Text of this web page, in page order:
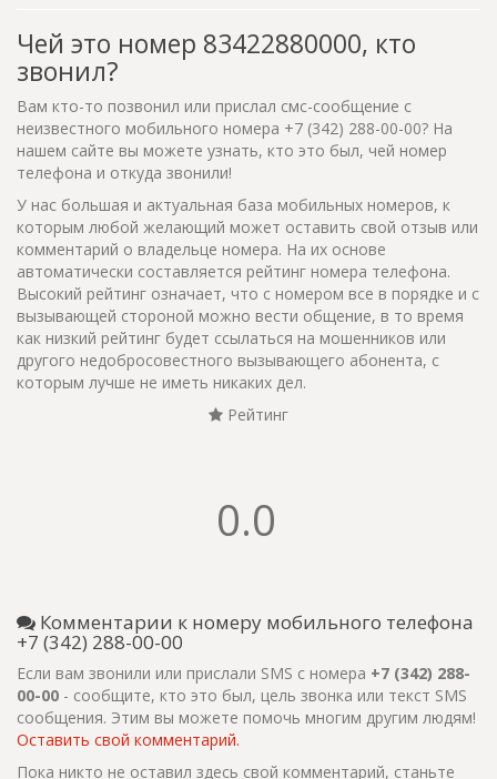
Чей это номер 83422880000, кто
звонил?
Вам кто-то позвонил или прислал смс-сообщение с
неизвестного мобильного номера +7 (342) 288-00-00? На
нашем сайте вы можете узнать, кто это был, чей номер
телефона и откуда звонили!
У нас большая и актуальная база мобильных номеров, к
которым любой желающий может оставить свой отзыв или
комментарий о владельце номера. На их основе
автоматически составляется рейтинг номера телефона.
Высокий рейтинг означает, что с номером все в порядке и с
вызывающей стороной можно вести общение, в то время
как низкий рейтинг будет ссылаться на мошенников или
другого недобросовестного вызывающего абонента, с
которым лучше не иметь никаких дел.
Рейтинг
0.0
Комментарии к номеру мобильного телефона
+7 (342) 288-00-00
Если вам звонили или прислали SMS с номера +7 (342) 288-
00-00 - сообщите, кто это был, цель звонка или текст SMS
сообщения. Этим вы можете помочь многим другим людям!
Оставить свой комментарий.
Пока никто не оставил здесь свой комментарий, станьте